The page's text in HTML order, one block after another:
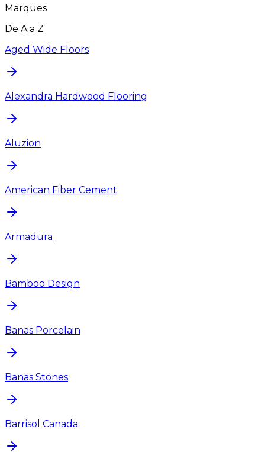
Marques
De A a Z
Aged Wide Floors
Alexandra Hardwood Flooring
Aluzion
American Fiber Cement
Armadura
Bamboo Design
Banas Porcelain
Banas Stones
Barrisol Canada